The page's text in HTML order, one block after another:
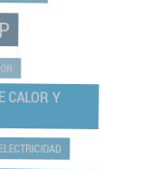
CALOR Y